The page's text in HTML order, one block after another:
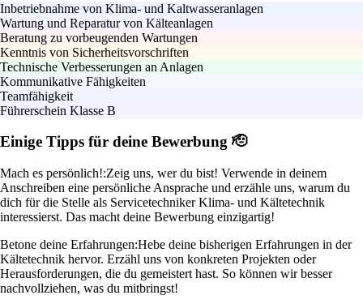
Inbetriebnahme von Klima- und Kaltwasseranlagen
Wartung und Reparatur von Kälteanlagen
Beratung zu vorbeugenden Wartungen
Kenntnis von Sicherheitsvorschriften
Technische Verbesserungen an Anlagen
Kommunikative Fähigkeiten
Teamfähigkeit
Führerschein Klasse B
Einige Tipps für deine Bewerbung 🫡
Mach es persönlich!:Zeig uns, wer du bist! Verwende in deinem
Anschreiben eine persönliche Ansprache und erzähle uns, warum du
dich für die Stelle als Servicetechniker Klima- und Kältetechnik
interessierst. Das macht deine Bewerbung einzigartig!
Betone deine Erfahrungen:Hebe deine bisherigen Erfahrungen in der
Kältetechnik hervor. Erzähl uns von konkreten Projekten oder
Herausforderungen, die du gemeistert hast. So können wir besser
nachvollziehen, was du mitbringst!